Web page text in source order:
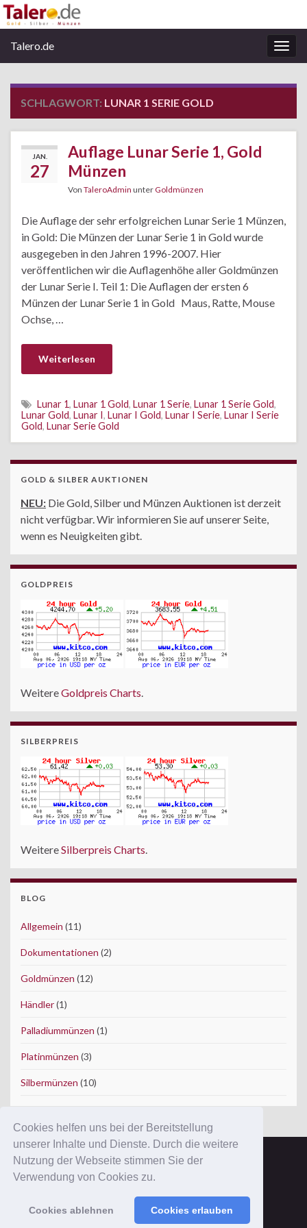
Cookies helfen uns bei der Bereitstellung
unserer Inhalte und Dienste. Durch die weitere
Nutzung der Webseite stimmen Sie der
Verwendung von Cookies zu.
Cookies ablehnen Cookies erlauben
Talero.de
SCHLAGWORT: LUNAR 1 SERIE GOLD
JAN.
27
Auflage Lunar Serie 1, Gold
Münzen
Von TaleroAdmin unter Goldmünzen
Die Auflage der sehr erfolgreichen Lunar Serie 1 Münzen,
in Gold: Die Münzen der Lunar Serie 1 in Gold wurde
ausgegeben in den Jahren 1996-2007. Hier
veröffentlichen wir die Auflagenhöhe aller Goldmünzen
der Lunar Serie I. Teil 1: Die Auflagen der ersten 6
Münzen der Lunar Serie 1 in Gold Maus, Ratte, Mouse
Ochse, …
Weiterlesen
Lunar 1, Lunar 1 Gold, Lunar 1 Serie, Lunar 1 Serie Gold,
Lunar Gold, Lunar I, Lunar I Gold, Lunar I Serie, Lunar I Serie
Gold, Lunar Serie Gold
GOLD & SILBER AUKTIONEN
NEU: Die Gold, Silber und Münzen Auktionen ist derzeit
nicht verfügbar. Wir informieren Sie auf unserer Seite,
wenn es Neuigkeiten gibt.
GOLDPREIS
WeitereGoldpreis Charts.
SILBERPREIS
WeitereSilberpreis Charts.
BLOG
Allgemein (11)
Dokumentationen (2)
Goldmünzen (12)
Händler(1)
Palladiummünzen (1)
Platinmünzen (3)
Silbermünzen (10)
Copyright © 2012 ConWeSo GmbH.
Ausgewiesene Marken gehören ihren Eigentümern.
und